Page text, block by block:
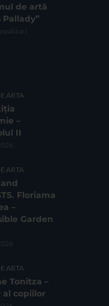
de artă
Pallady”
ARTA
–
II
ARTA
and
Floriama
–
Garden
ARTA
Tonitza –
al copiilor